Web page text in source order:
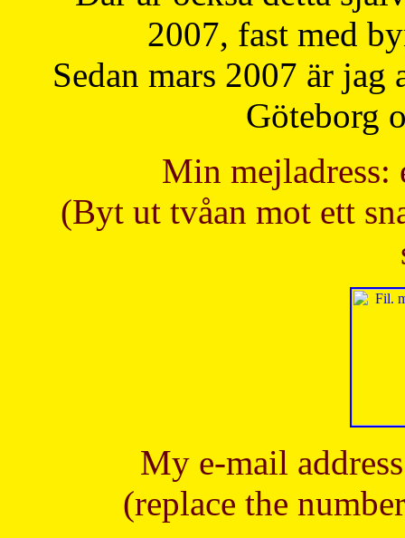
2007, fast med
Sedan mars 2007 är
Göteborg
Min mejladress:
(Byt ut tvåan mot ett
My e-mail
(replace the